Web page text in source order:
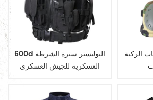
600d البوليستر سترة الشرطة
العسكرية للجيش العسكري
الركبة